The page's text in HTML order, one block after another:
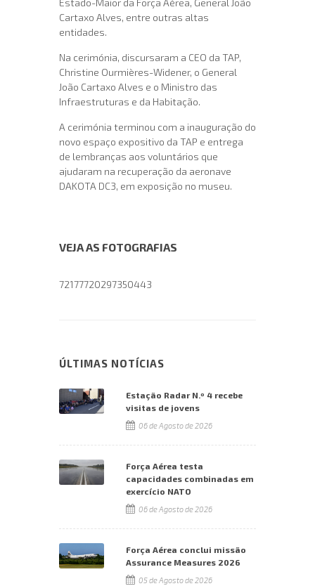
Estado-Maior da Força Aérea, General João
Cartaxo Alves, entre outras altas
entidades.
Na cerimónia, discursaram a CEO da TAP,
Christine Ourmières-Widener, o General
João Cartaxo Alves e o Ministro das
Infraestruturas e da Habitação.
A cerimónia terminou com a inauguração do
novo espaço expositivo da TAP e entrega
de lembranças aos voluntários que
ajudaram na recuperação da aeronave
DAKOTA DC3, em exposição no museu.
VEJA AS FOTOGRAFIAS
72177720297350443
ÚLTIMAS NOTÍCIAS
Estação Radar N.º 4 recebe
visitas de jovens
06 de Agosto de 2026
Força Aérea testa
capacidades combinadas em
exercício NATO
06 de Agosto de 2026
Força Aérea conclui missão
Assurance Measures 2026
05 de Agosto de 2026